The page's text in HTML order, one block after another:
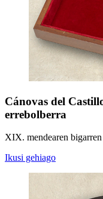
Cánovas del
errebolberra
XIX. mendearen bigarren
Ikusi gehiago